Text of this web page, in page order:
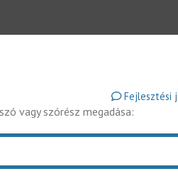
Fejlesztési
vagy szórész megadása: